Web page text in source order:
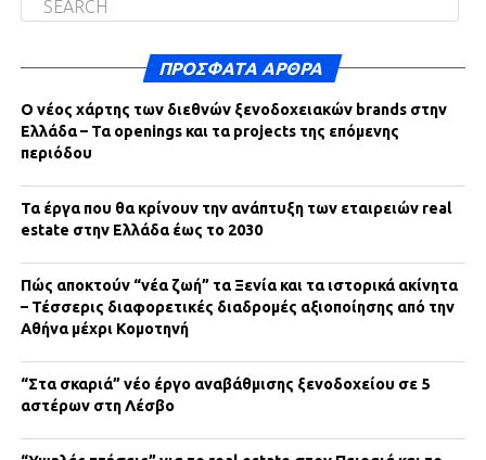
ΠΡΌΣΦΑΤΑ ΆΡΘΡΑ
Ο νέος χάρτης των διεθνών ξενοδοχειακών brands στην
Ελλάδα – Τα openings και τα projects της επόμενης
περιόδου
Τα έργα που θα κρίνουν την ανάπτυξη των εταιρειών real
estate στην Ελλάδα έως το 2030
Πώς αποκτούν “νέα ζωή” τα Ξενία και τα ιστορικά ακίνητα
– Τέσσερις διαφορετικές διαδρομές αξιοποίησης από την
Αθήνα μέχρι Κομοτηνή
“Στα σκαριά” νέο έργο αναβάθμισης ξενοδοχείου σε 5
αστέρων στη Λέσβο